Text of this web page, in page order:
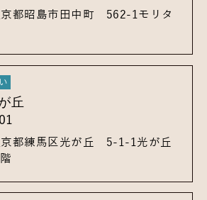
都昭島市田中町 562-1 モリタ
丘
都練馬区光が丘 5-1-1 光が丘